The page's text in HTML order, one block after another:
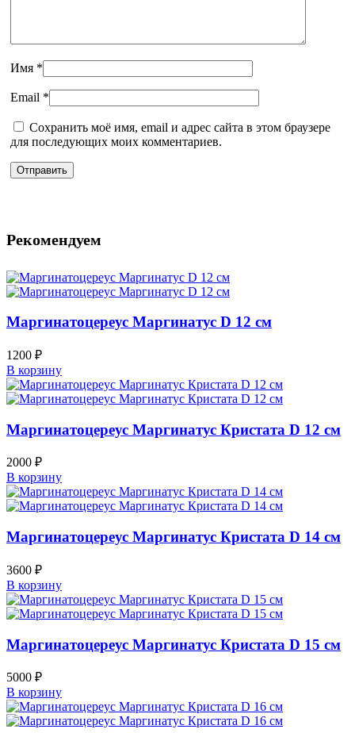
Имя *
Email *
Сохранить моё имя, email и адрес сайта в этом браузере
для последующих моих комментариев.
Рекомендуем
Маргинатоцереус Маргинатус D 12 см
1200 ₽
В корзину
Маргинатоцереус Маргинатус Кристата D 12 см
2000 ₽
В корзину
Маргинатоцереус Маргинатус Кристата D 14 см
3600 ₽
В корзину
Маргинатоцереус Маргинатус Кристата D 15 см
5000 ₽
В корзину